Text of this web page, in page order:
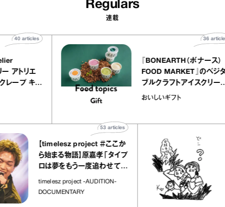
Regulars
連載
atelier
クアリー アトリエ
のミルクレープ キャ
40
『BONEARTH（ボ
FOOD MARKET』
ブルクラフトアイ
｜真野知子の「お
おいしいギフト
【timelesz project ＃ここか
ら始まる物語】原嘉孝「タイプ
ロは夢をもう一度追わせてく
れた場所」
timelesz project -AUDITION-
DOCUMENTARY
articles